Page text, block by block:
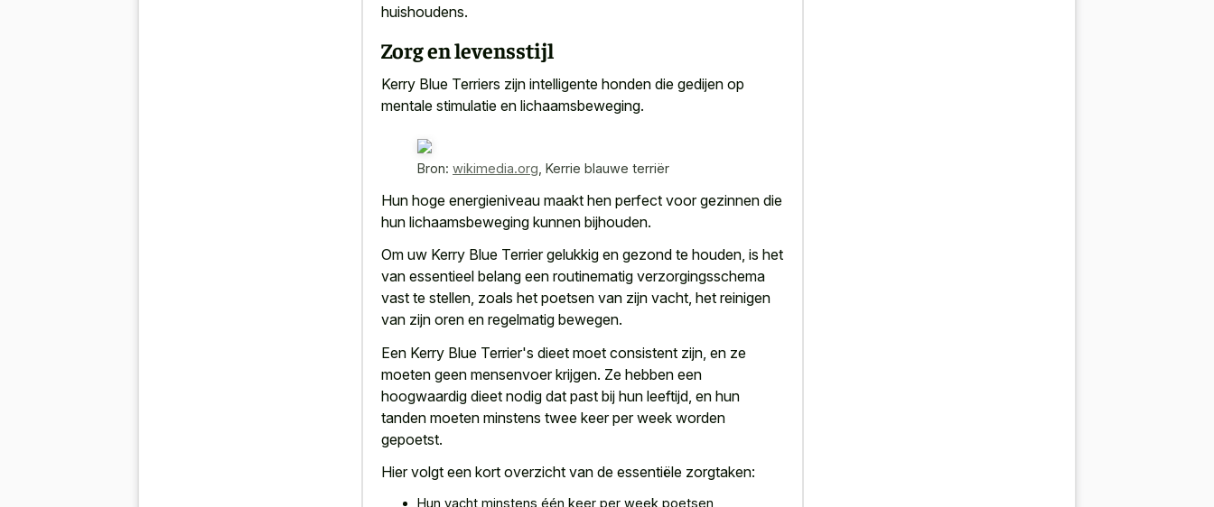
huishoudens.
Zorg en levensstijl
Kerry Blue Terriers zijn intelligente honden die gedijen op
mentale stimulatie en lichaamsbeweging.
Bron: wikimedia.org Kerrie blauwe terriër
Hun hoge energieniveau maakt hen perfect voor gezinnen die
hun lichaamsbeweging kunnen bijhouden.
Om uw Kerry Blue Terrier gelukkig en gezond te houden, is het
van essentieel belang een routinematig verzorgingsschema
vast te stellen, zoals het poetsen van zijn vacht, het reinigen
van zijn oren en regelmatig bewegen.
Een Kerry Blue Terrier's dieet moet consistent zijn, en ze
moeten geen mensenvoer krijgen. Ze hebben een
hoogwaardig dieet nodig dat past bij hun leeftijd, en hun
tanden moeten minstens twee keer per week worden
gepoetst.
Hier volgt een kort overzicht van de essentiële zorgtaken:
Hun vacht minstens één keer per week poetsen